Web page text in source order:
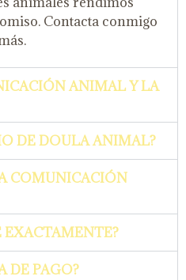
Contacta conmigo
ANIMAL Y LA
DE DOULA ANIMAL?
COMUNICACIÓN
EXACTAMENTE?
DE PAGO?